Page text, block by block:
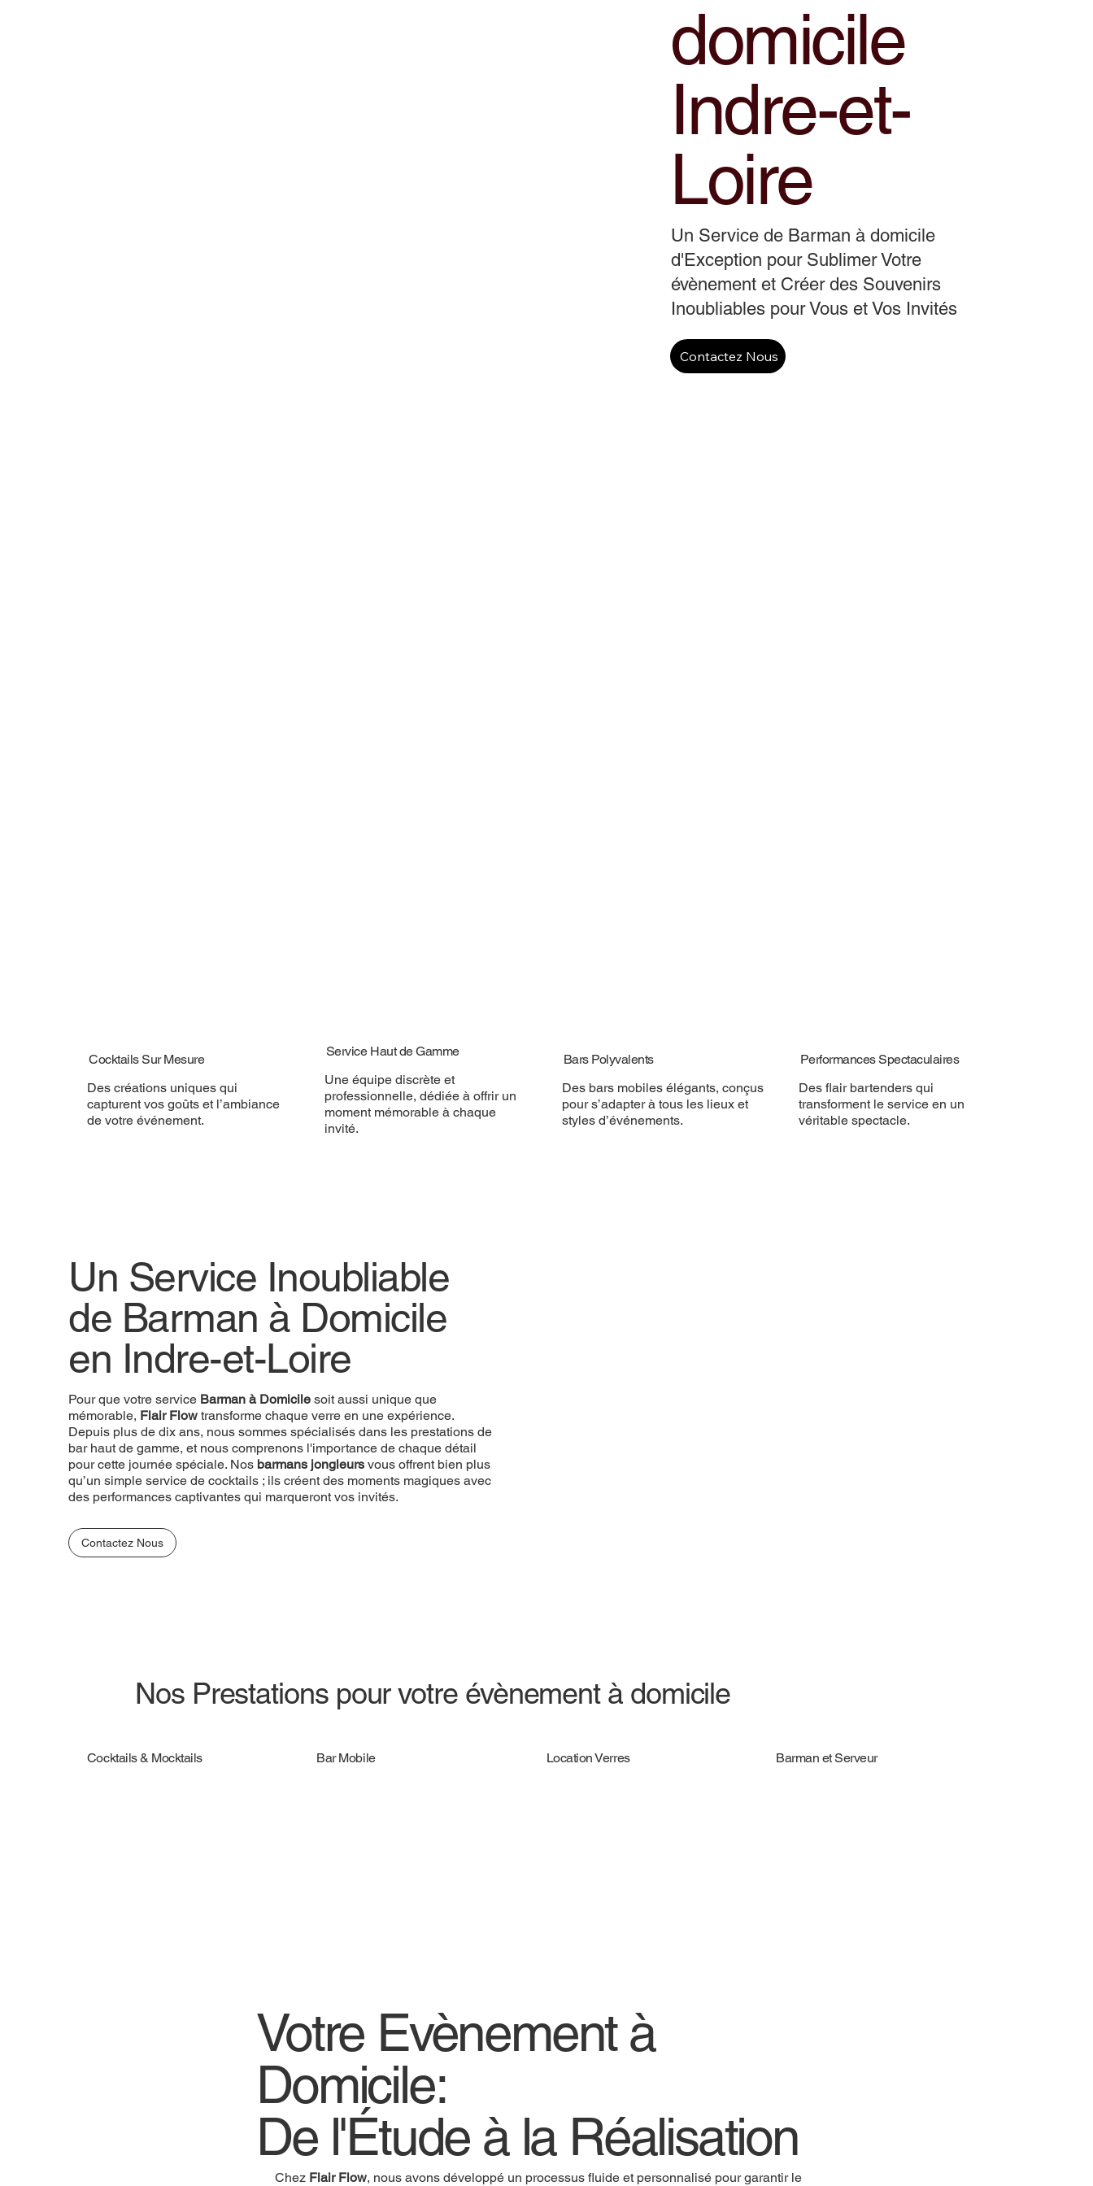
domicile
Indre-et-
Loire
Un Service de Barman à domicile
d'Exception pour Sublimer Votre
évènement et Créer des Souvenirs
Inoubliables pour Vous et Vos Invités
Contactez Nous
Cocktails Sur Mesure
Des créations uniques qui
capturent vos goûts et l’ambiance
de votre événement.
Service Haut de Gamme
Une équipe discrète et
professionnelle, dédiée à offrir un
moment mémorable à chaque
invité.
Bars Polyvalents
Des bars mobiles élégants, conçus
pour s’adapter à tous les lieux et
styles d’événements.
Performances Spectaculaires
Des flair bartenders qui
transforment le service en un
véritable spectacle.
Un Service Inoubliable
de Barman à Domicile
en Indre-et-Loire
Pour que votre service Barman à Domicile soit aussi unique que
mémorable, Flair Flow transforme chaque verre en une expérience.
Depuis plus de dix ans, nous sommes spécialisés dans les prestations de
bar haut de gamme, et nous comprenons l'importance de chaque détail
pour cette journée spéciale. Nos barmans jongleurs vous offrent bien plus
qu’un simple service de cocktails ; ils créent des moments magiques avec
des performances captivantes qui marqueront vos invités.
Contactez Nous
Nos Prestations pour votre évènement à domicile
Cocktails & Mocktails Bar Mobile Location Verres Barman et Serveur
Votre Evènement à
Domicile:
De l'Étude à la Réalisation
Chez Flair Flow, nous avons développé un processus fluide et personnalisé pour garantir le